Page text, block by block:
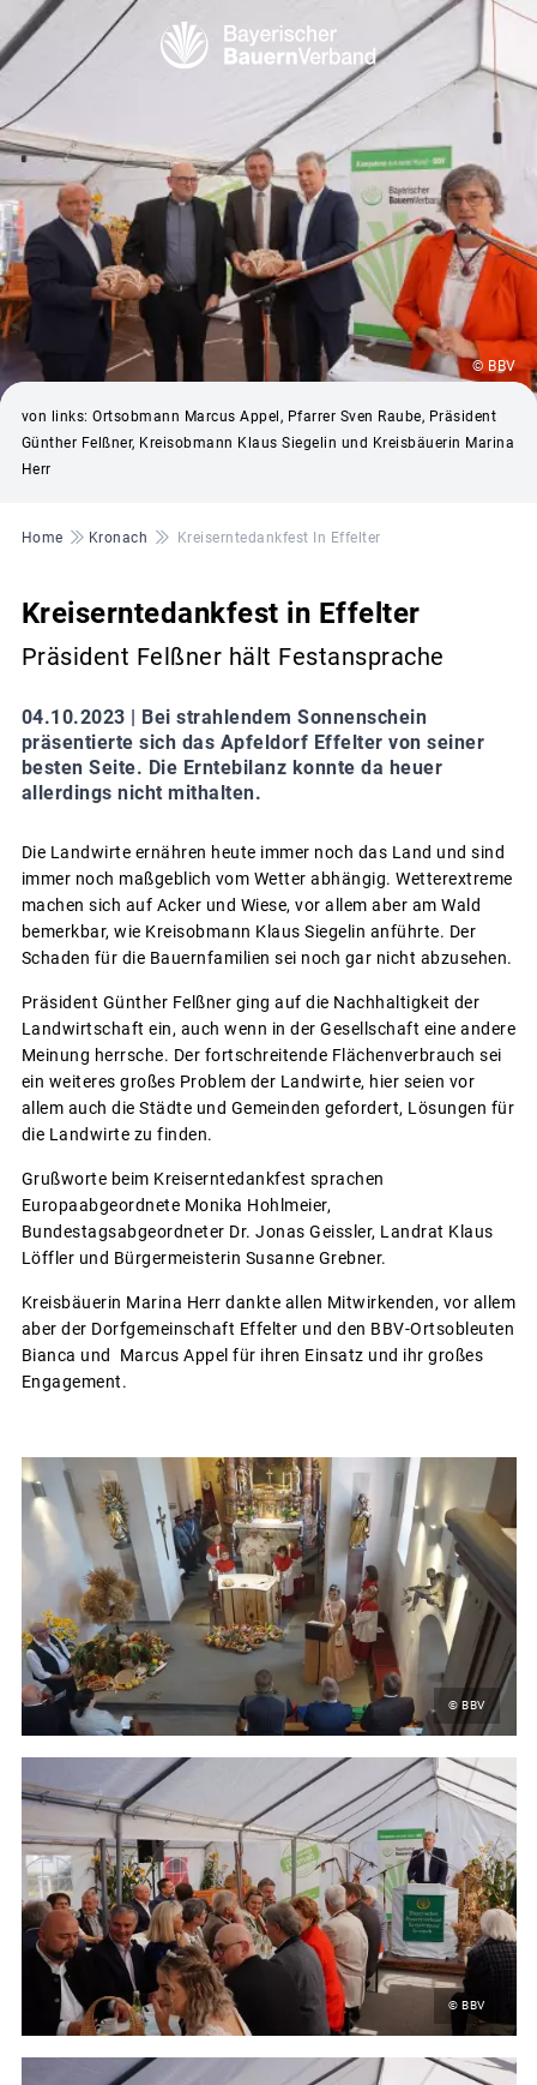
© BBV
von links: Ortsobmann Marcus Appel, Pfarrer Sven Raube, Präsident
Günther Felßner, Kreisobmann Klaus Siegelin und Kreisbäuerin Marina
Herr
Pfadnavigation
Home Kronach Kreiserntedankfest In Effelter
Kreiserntedankfest in Effelter
Präsident Felßner hält Festansprache
04.10.2023 |
Bei strahlendem Sonnenschein
präsentierte sich das Apfeldorf Effelter von seiner
besten Seite. Die Erntebilanz konnte da heuer
allerdings nicht mithalten.
Die Landwirte ernähren heute immer noch das Land und sind
immer noch maßgeblich vom Wetter abhängig. Wetterextreme
machen sich auf Acker und Wiese, vor allem aber am Wald
bemerkbar, wie Kreisobmann Klaus Siegelin anführte. Der
Schaden für die Bauernfamilien sei noch gar nicht abzusehen.
Präsident Günther Felßner ging auf die Nachhaltigkeit der
Landwirtschaft ein, auch wenn in der Gesellschaft eine andere
Meinung herrsche. Der fortschreitende Flächenverbrauch sei
ein weiteres großes Problem der Landwirte, hier seien vor
allem auch die Städte und Gemeinden gefordert, Lösungen für
die Landwirte zu finden.
Grußworte beim Kreiserntedankfest sprachen
Europaabgeordnete Monika Hohlmeier,
Bundestagsabgeordneter Dr. Jonas Geissler, Landrat Klaus
Löffler und Bürgermeisterin Susanne Grebner.
Kreisbäuerin Marina Herr dankte allen Mitwirkenden, vor allem
aber der Dorfgemeinschaft Effelter und den BBV-Ortsobleuten
Bianca und Marcus Appel für ihren Einsatz und ihr großes
Engagement.
© BBV
© BBV